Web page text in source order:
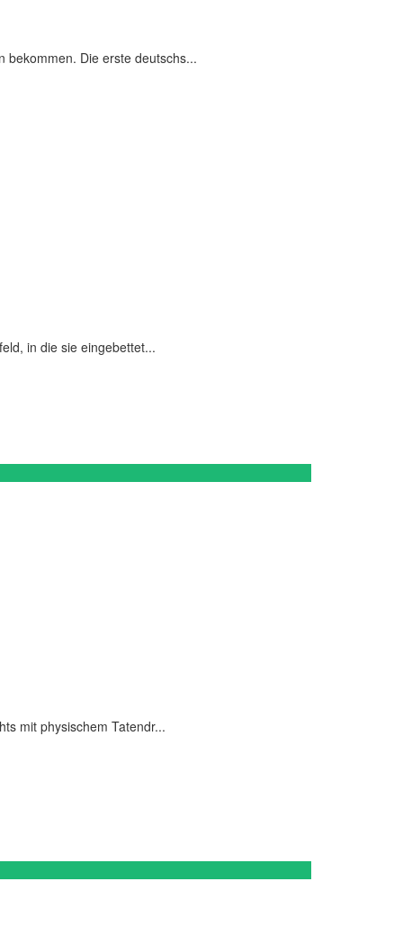
bekommen. Die erste deutschs...
in die sie eingebettet...
mit physischem Tatendr...